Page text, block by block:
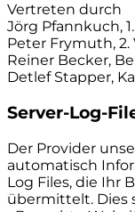
Vertreten durch
Jörg Pfannkuch,
Peter Frymuth, 2.
Reiner Becker,
Detlef Stapper,
Server-Log-
Der Provider
automatisch
Log Files, die Ihr
übermittelt. Dies